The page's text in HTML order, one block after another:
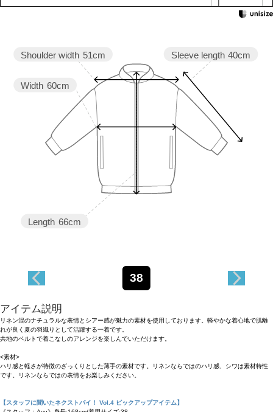
Sleeve length 40cm
Length 66cm
Width 60cm
Shoulder width 51cm
38
アイテム説明
リネン混のナチュラルな表情とシアー感が魅力の素材を使用しております。軽やかな着心地で肌離
れが良く夏の羽織りとして活躍する一着です。
共地のベルトで着こなしのアレンジを楽しんでいただけます。
<素材>
ハリ感と軽さが特徴のざっくりとした薄手の素材です。リネンならではのハリ感、シワは素材特性
です。リネンならではの表情をお楽しみください。
【スタッフに聞いたネクストバイ！ Vol.4 ピックアップアイテム】